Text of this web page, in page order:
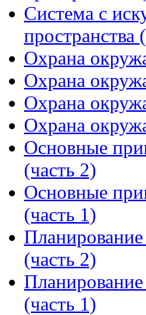
Система с
пространства
Охрана
Охрана
Охрана
Охрана
Основные
(часть 2)
Основные
(часть 1)
(часть 2)
(часть 1)